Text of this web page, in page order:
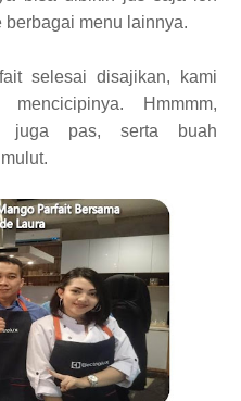
menu lainnya.
selesai disajikan, kami
Hmmmm,
juga pas, serta buah